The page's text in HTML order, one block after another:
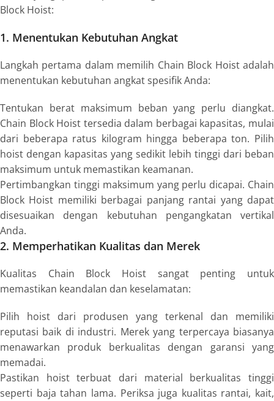
Block Hoist:
1. Menentukan Kebutuhan Angkat
Langkah pertama dalam memilih Chain Block Hoist adalah
menentukan kebutuhan angkat spesifik Anda:
Tentukan berat maksimum beban yang perlu diangkat.
Chain Block Hoist tersedia dalam berbagai kapasitas, mulai
dari beberapa ratus kilogram hingga beberapa ton. Pilih
hoist dengan kapasitas yang sedikit lebih tinggi dari beban
maksimum untuk memastikan keamanan.
Pertimbangkan tinggi maksimum yang perlu dicapai. Chain
Block Hoist memiliki berbagai panjang rantai yang dapat
disesuaikan dengan kebutuhan pengangkatan vertikal
Anda.
2. Memperhatikan Kualitas dan Merek
Kualitas Chain Block Hoist sangat penting untuk
memastikan keandalan dan keselamatan:
Pilih hoist dari produsen yang terkenal dan memiliki
reputasi baik di industri. Merek yang terpercaya biasanya
menawarkan produk berkualitas dengan garansi yang
memadai.
Pastikan hoist terbuat dari material berkualitas tinggi
seperti baja tahan lama. Periksa juga kualitas rantai, kait,